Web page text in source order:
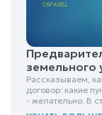
земельного
Рассказываем,
договор: какие
- желательно. В